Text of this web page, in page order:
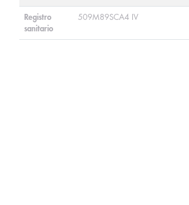
Registro
sanitario
509M89SCA4 IV